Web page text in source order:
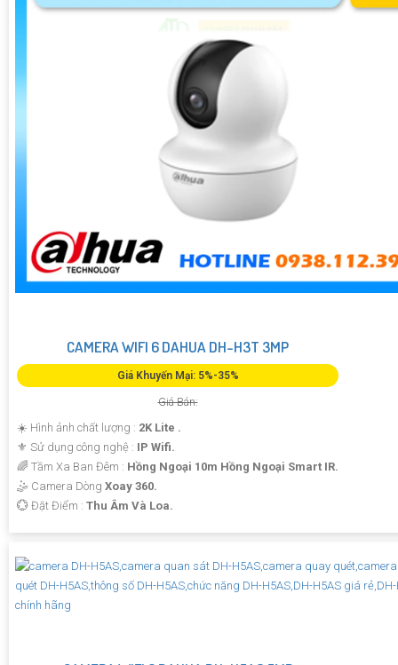
CAMERA WIFI 6 DAHUA DH-H3T 3MP
Giá Khuyến Mại: 5%-35%
Giá Bán:
☀️ Hình ảnh chất lượng : 2K Lite .
⚜️ Sử dụng công nghệ : IP Wifi.
🌈 Tầm Xa Ban Đêm : Hồng Ngoại 10m Hồng Ngoại Smart IR.
🤹 Camera Dòng Xoay 360.
️💮 Đặt Điểm : Thu Âm Và Loa.